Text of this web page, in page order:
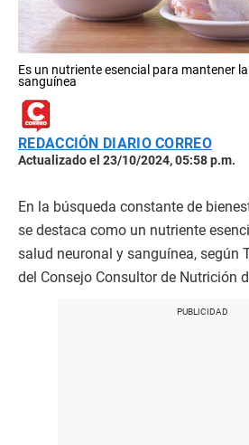
Es un nutriente esencial para mantener
sanguínea
REDACCIÓN DIARIO CORREO
Actualizado el 23/10/2024, 05:58 p.m.
En la búsqueda constante de
se destaca como un nutriente
salud neuronal y sanguínea, según
del Consejo Consultor de Nutrición